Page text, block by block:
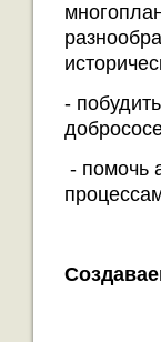
-
- помочь